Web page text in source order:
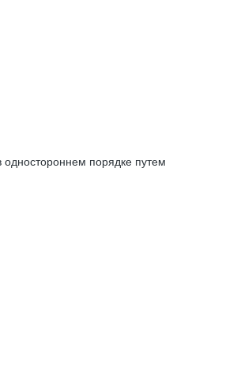
порядке путем